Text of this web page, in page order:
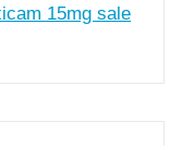
15mg sale